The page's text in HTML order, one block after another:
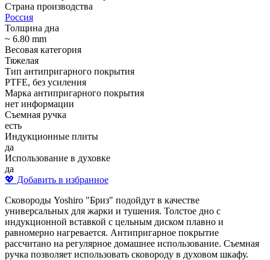
Страна производства
Россия
Толщина дна
~ 6.80 mm
Весовая категория
Тяжелая
Тип антипригарного покрытия
PTFE, без усиления
Марка антипригарного покрытия
нет информации
Съемная ручка
есть
Индукционные плиты
да
Использование в духовке
да
💖 Добавить в избранное
Сковороды Yoshiro "Бриз" подойдут в качестве
универсальных для жарки и тушения. Толстое дно с
индукционной вставкой с цельным диском плавно и
равномерно нагревается. Антипригарное покрытие
рассчитано на регулярное домашнее использование. Съемная
ручка позволяет использовать сковороду в духовом шкафу.